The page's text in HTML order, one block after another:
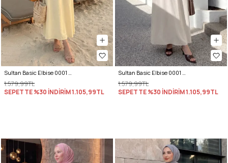
1.579,99TL
SEPETTE %30 İNDİRİM1.105,99TL
1.579,99TL
SEPETTE %30 İNDİRİM1.105,99TL